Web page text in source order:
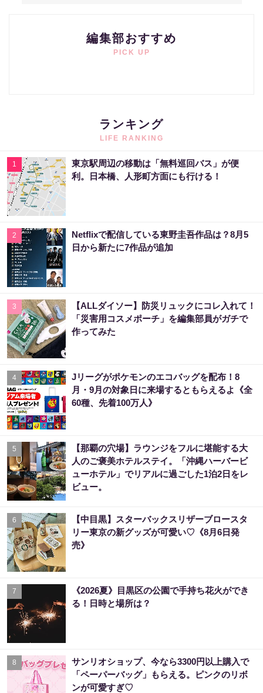
編集部おすすめ
PICK UP
ランキング
LIFE RANKING
1
東京駅周辺の移動は「無料巡回バス」が便
利。日本橋、人形町方面にも行ける！
2
Netflixで配信している東野圭吾作品は？8月5
日から新たに7作品が追加
3
【ALLダイソー】防災リュックにコレ入れて！
「災害用コスメポーチ」を編集部員がガチで
作ってみた
4
Jリーグがポケモンのエコバッグを配布！8
月・9月の対象日に来場するともらえるよ《全
60種、先着100万人》
5
【那覇の穴場】ラウンジをフルに堪能する大
人のご褒美ホテルステイ。「沖縄ハーバービ
ューホテル」でリアルに過ごした1泊2日をレ
ビュー。
6
【中目黒】スターバックスリザーブロースタ
リー東京の新グッズが可愛い♡《8月6日発
売》
7
《2026夏》目黒区の公園で手持ち花火ができ
る！日時と場所は？
8
サンリオショップ、今なら3300円以上購入で
「ペーパーバッグ」もらえる。ピンクのリボ
ンが可愛すぎ♡